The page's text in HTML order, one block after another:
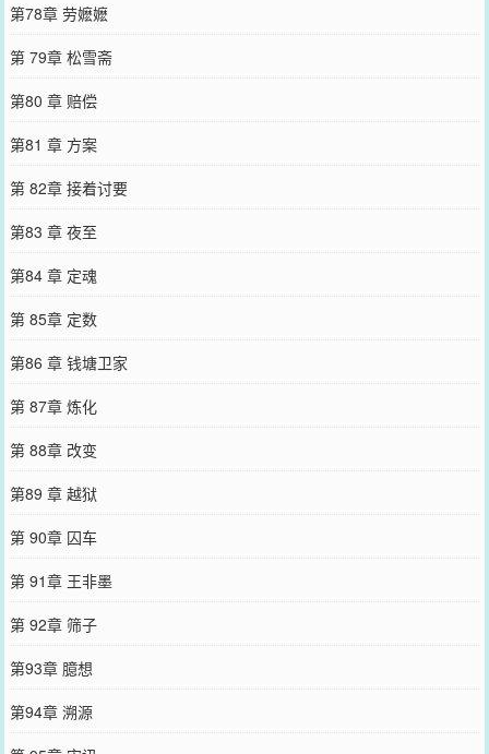
第78章 劳嬷嬷
第 79章 松雪斋
第80 章 赔偿
第81 章 方案
第 82章 接着讨要
第83 章 夜至
第84 章 定魂
第 85章 定数
第86 章 钱塘卫家
第 87章 炼化
第 88章 改变
第89 章 越狱
第 90章 囚车
第 91章 王非墨
第 92章 筛子
第93章 臆想
第94章 溯源